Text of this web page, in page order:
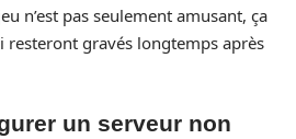
n’est pas seulement amusant, ça
resteront gravés longtemps après
un serveur non